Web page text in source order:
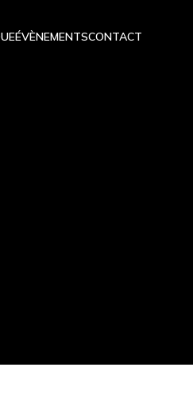
ÉVÈNEMENTSCONTACT